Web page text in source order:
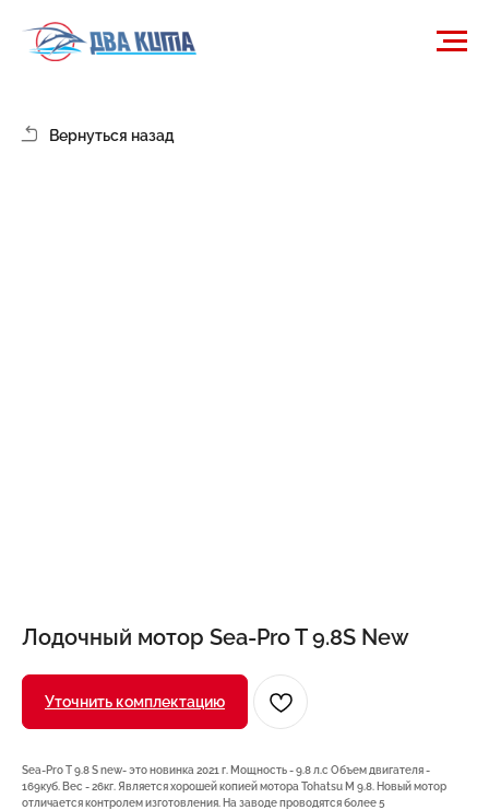
Лодочный мотор Sea-Pro T 9.8S New
Уточнить комплектацию
Sea-Pro T 9.8 S new- это новинка 2021 г. Мощность - 9.8 л.с Объем двигателя -
169куб. Вес - 26кг. Является хорошей копией мотора Tohatsu M 9.8. Новый мотор
отличается контролем изготовления. На заводе проводятся более 5